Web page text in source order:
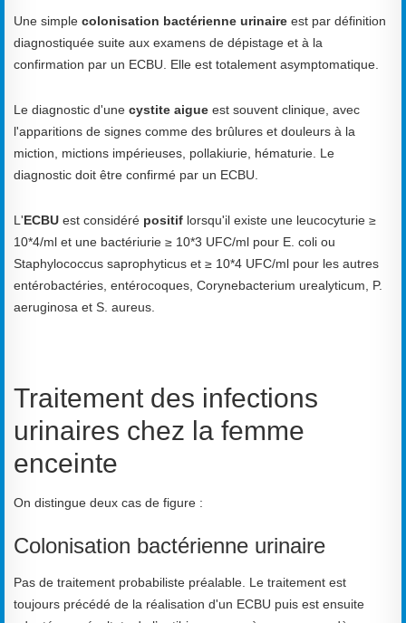
Une simple colonisation bactérienne urinaire est par définition
diagnostiquée suite aux examens de dépistage et à la
confirmation par un ECBU. Elle est totalement asymptomatique.
Le diagnostic d'une cystite aigue est souvent clinique, avec
l'apparitions de signes comme des brûlures et douleurs à la
miction, mictions impérieuses, pollakiurie, hématurie. Le
diagnostic doit être confirmé par un ECBU.
L'ECBU est considéré positif lorsqu'il existe une leucocyturie ≥
10*4/ml et une bactériurie ≥ 10*3 UFC/ml pour E. coli ou
Staphylococcus saprophyticus et ≥ 10*4 UFC/ml pour les autres
entérobactéries, entérocoques, Corynebacterium urealyticum, P.
aeruginosa et S. aureus.
Traitement des infections
urinaires chez la femme
enceinte
On distingue deux cas de figure :
Colonisation bactérienne urinaire
Pas de traitement probabiliste préalable. Le traitement est
toujours précédé de la réalisation d'un ECBU puis est ensuite